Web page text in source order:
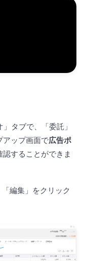
タブで、「委託」
アップ画面で広告ポ
認することができま
編集」をクリック